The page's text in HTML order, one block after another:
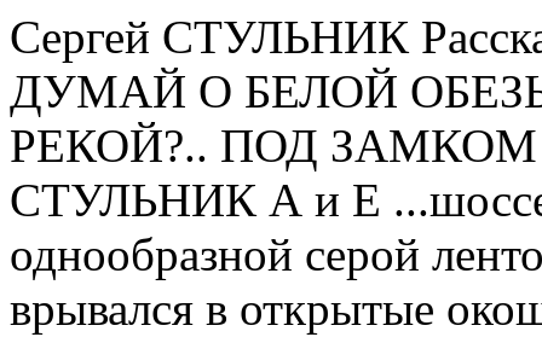
Сергей СТУЛЬНИК Рассказы А и Е ТОЛЬКО НЕ ДУМАЙ О БЕЛОЙ ОБЕЗЬЯНЕ... ЧТО ТАМ, ЗА РЕКОЙ?.. ПОД ЗАМКОМ ПОД СКЛЕПОМ Сергей СТУЛЬНИК А и Е ...шоссе убегало под колеса "бьюика" однообразной серой лентой. Прохладный ветерок врывался в открытые окошки салона освежающими струями, овевал лица. ОН сидел за рулем, наслаждаясь вечерней свежестью; за время долгой поездки от океана до океана, через всю страну, нечасто выдавались подобные вечера. Чаще приходилось ехать сквозь удушливое марево пустынь и полупустынь, но ОНА желала ехать такими маршрутами, и ОН не хотел возражать, чтобы сделать ЕЙ приятно. Делать ЕЙ приятное - стало ЕГО обязанностью. Он не тяготился ею ничуть, считал почетным правом, тем более что ОНА по ночам выполняла СВОЮ "обязанность" так, что становилось ясно - ОНА ею тоже не тяготится, считает правом... ОНА сидела рядышком, дремала, откинув голову на спинку сиденья. Но когда ОН затормозил, открыла глаза и сонно спросила: - Что такое?.. - Ничего особенного, - ответил ОН. Разговаривать не хотелось. Долгое свадебное путешествие, бесконечные дороги, десятки дозаправок и постоянная сухомятка утомили ЕГО. Но ОНА желала помотаться по дорогам страны, поглазеть где что и как, и ОН безропотно выполнял ЕЕ прихоти... Объявление привлекло ЕГО внимание, поэтому ОН и затормозил, желая получше прочесть, что же там рекламируется такое заманчивое посредством ярчайшего рисунка, изображающего нечто похожее на райские сады из иллюстраций к Библии в мягкой обложке. Рисунок привлекал внимание сразу, приковывал взгляд, манил, проехать мимо оказалось просто невозможно. ЧТО-ТО словно магнитом притягивало взгляд к этой аляповатой картинке, изображающей в стиле дешевых комиксов не то джунгли Вьетнама, не то сады Эдема. Марка, которой был помечен огромный рекламный щит, ЕМУ не была известна. Какая-то "DEUS UNIVERSAL CORPORATION". Интересно, что это за фирма такая, подумал ОН? Чем торгует эта компания ДЮК?.. - Посиди, я сейчас... - ОН выбрался из "бьюика" и побрел к щиту. Щит был огромный, но текст почему-то прилепился внизу, маленькими буковками. Относительно маленькими, подумал ОН, непропорционально. И в вечернем освещении издалека разобрать было нельзя. Еще ОН подумал, что установивший этот щит тип будто нарочно картинку сделал броской, а текст - непримерным, чтобы заинтересовавшиеся вошли в тень, отбрасываемую щитом... Когда ОН подходил к щиту, услышал позади мягкие шлепки: ОНА тоже выбралась из автомобиля и шла за НИМ, хлопая туфлями без задников. Надпись, бежавшая понизу рекламного щита, гласила: "КОМПАНИЯ _D_U_C_ ПРЕДЛАГАЕТ ЖЕЛАЮЩИМ НЕВЕРОЯТНЫЙ СПОСОБ ПРОВЕДЕНИЯ ОТПУСКА ТАК, КАК НЕ ПРЕДЛОЖИТ ВАМ НИКАКАЯ ДРУГАЯ ФИРМА!!!!!! ПЕТЛЯ ВРЕМЕНИ!!!!!! ТОЛЬКО У НАС!!!!!! УВЛЕКАТЕЛЬНЫЕ ПРИКЛЮЧЕНИЯ, УДИВИТЕЛЬНАЯ ПРИРОДА, И ГЛАВНОЕ - ВАМ НИКТО НА СВЕТЕ НЕ БУДЕТ МЕШАТЬ, ЛЕЗТЬ ВАМ В ДУШУ!!!!!! ПОЛНЕЙШЕЕ УЕДИНЕНИЕ, ГАРАНТИРУЕМОЕ НАШЕЙ ФИРМОЙ, ПОЗВОЛИТ ЖЕЛАЮЩИМ ОТДОХНУТЬ ОТО ВСЕХ!!!!!! ОТПРАВЬТЕСЬ В ПРОШЛОЕ НАЗАД, И ПОПАДЕТЕ В РАЙСКИЙ САД!!!!!! НИКАКОГО НАДУВАТЕЛЬСТВА!!!!!! НО САМОЕ ГЛАВНОЕ ПРЕИМУЩЕСТВО, ПРЕДОСТАВЛЯЕМОЕ НАШЕЙ ФИРМОЙ - ВСЕМИРНАЯ ИЗВЕСТНОСТЬ, ГАРАНТИРУЕМАЯ ЖЕЛАЮЩИМ ВОСПОЛЬЗОВАТЬСЯ НАШИМИ УСЛУГАМИ!!!!!! ВАМ БУДУТ ЗАВИДОВАТЬ ПОПУЛЯРНЕЙШИЕ КИНОЗВЕЗДЫ!!!!!! ТЕМ, КТО СТАНЕТ ПЕРВЫМИ КОММЕРЧЕСКИМИ КЛИЕНТАМИ КОМПАНИИ DUC, УСЛУГИ ПРЕДОСТАВЛЯЮТСЯ БЕСПЛАТНО!!!! СПЕШИТЕ, ПОКА ЕЩЕ НЕ ПОЗДНО, ВОСПОЛЬЗОВАТЬСЯ!!!!!!!!!!!!!" - ...Они что, уже и до этого додумались? - спросила ОНА, и ОН понял, что имеются в виду ученые. - Наверное... - ОН пожал плечами. - Забавно... Петля какая-то... - Интересно, наверное... - ОНА задумчиво прикусила сгиб указательного пальца левой руки, как делала всегда, когда собиралась что-то у НЕГО попросить. Прикусывание сустава ЕЕ ровными белыми зубками означало новую прореху в семейном бюджете. ОН за время путешествия уже начал бояться этого сигнала как черт ладана. Поэтому мгновенно насторожился. И даже мысленно себя выругал за то, что остановился. Черт попутал, подумал ОН. Надо было промчаться мимо этого щита безо всякой остановки! Сейчас ОНА начнет... - Слушай, давай воспользуемся, а? - начала ОНА. Естественно, ОНА не преминула воспользоваться возможностью утолить свою авантюристскую страсть к путешествиям и новым впечатлениям... ОН уже представлял, как ЕМУ придется КАЖДОЕ лето, в отпуск, возить ЕЕ, куда ЕЙ только ни захочется... - Дорого, наверное... - попытался ОН сопротивляться искушению. - А мы узнаем. Если очень дорого, откажемся. Но, знаешь, мне кажется, что если о таком сервисе сообщают на придорожных щитах, это не может быть уж очень дорогим удовольствием. Вряд ли а этой богом позабытой местности часто проезжают миллионеры. - Ну, я не знаю... И времени у нас мало! Ты же знаешь, через